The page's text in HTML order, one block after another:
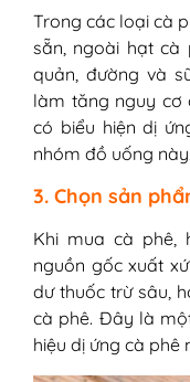
Trong các loại cà
sẵn, ngoài hạt cà
quản, đường và
làm tăng nguy cơ
có biểu hiện dị
nhóm đồ uống này.
3. Chọn sản
Khi mua cà phê,
nguồn gốc xuất
dư thuốc trừ sâu,
cà phê. Đây là
hiệu dị ứng cà phê